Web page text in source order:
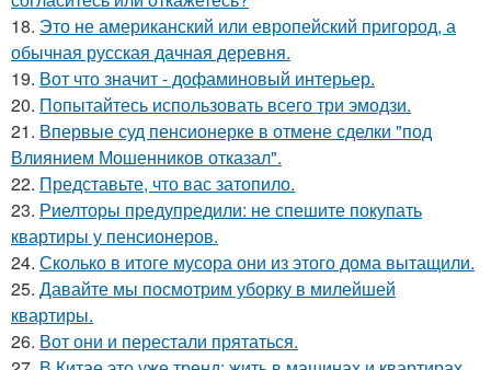
18. Это не американский или европейский пригород, а
обычная русская дачная деревня.
19. Вот что значит - дофаминовый интерьер.
20. Попытайтесь использовать всего три эмодзи.
21. Впервые суд пенсионерке в отмене сделки "под
Влиянием Мошенников отказал".
22. Представьте, что вас затопило.
23. Риелторы предупредили: не спешите покупать
квартиры у пенсионеров.
24. Сколько в итоге мусора они из этого дома вытащили.
25. Давайте мы посмотрим уборку в милейшей
квартиры.
26. Вот они и перестали прятаться.